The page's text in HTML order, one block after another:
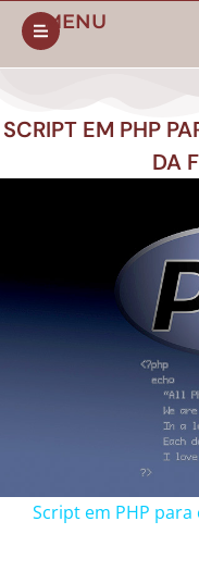
MENU
SCRIPT EM PHP
DA
Script em PHP